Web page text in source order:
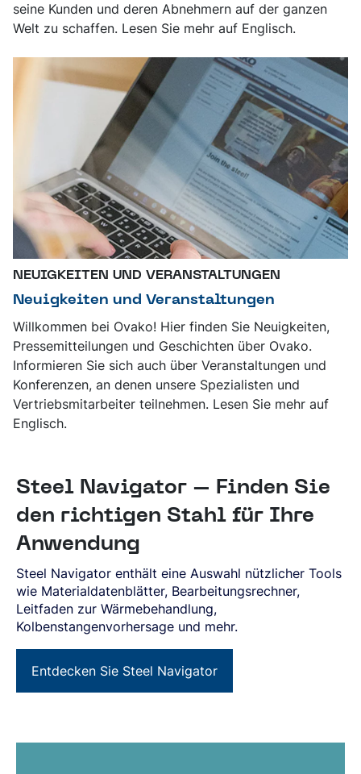
seine Kunden und deren Abnehmern auf der ganzen
Welt zu schaffen. Lesen Sie mehr auf Englisch.
NEUIGKEITEN UND VERANSTALTUNGEN
Neuigkeiten und Veranstaltungen
Willkommen bei Ovako! Hier finden Sie Neuigkeiten,
Pressemitteilungen und Geschichten über Ovako.
Informieren Sie sich auch über Veranstaltungen und
Konferenzen, an denen unsere Spezialisten und
Vertriebsmitarbeiter teilnehmen. Lesen Sie mehr auf
Englisch.
Steel Navigator – Finden Sie
den richtigen Stahl für Ihre
Anwendung
Steel Navigator enthält eine Auswahl nützlicher Tools
wie Materialdatenblätter, Bearbeitungsrechner,
Leitfaden zur Wärmebehandlung,
Kolbenstangenvorhersage und mehr.
Entdecken Sie Steel Navigator